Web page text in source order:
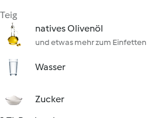
Teig
natives Olivenöl
und etwas mehr zum Einfetten
Wasser
Zucker